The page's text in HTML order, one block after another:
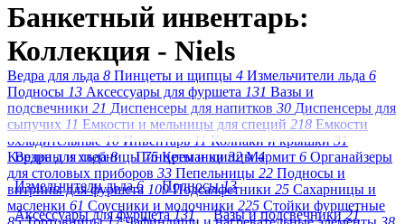
Банкетный инвентарь:
Коллекция - Niels
Ведра для льда 8 Пинцеты и щипцы 4 Измельчители льда 6
Подносы 13 Аксессуары для фуршета 131 Вазы и
подсвечники 21 Диспенсеры для напитков 30 Диспенсеры для
сыпучих 11 Емкости и мельницы для специй 218 Емкости
охладительные
10 Инвентарь 11 Колпаки и крышки 31
Корзины и хлебницы 75 Креманки 32 Мармит 6 Органайзеры
для столовых приборов 33 Пепельницы 22 Подносы и
витрины для фуршета 109 Подсалфетники 25 Сахарницы и
масленки 61 Соусники и молочники 225 Стойки фуршетные
Ведра для льда 8 Пинцеты и щипцы 4
Измельчители льда 6 Подносы 13
Аксессуары для фуршета 131 Вазы и подсвечники 21